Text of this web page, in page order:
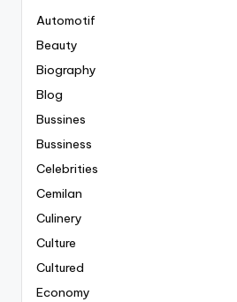
Automotif
Beauty
Biography
Blog
Bussines
Bussiness
Celebrities
Cemilan
Culinery
Culture
Cultured
Economy